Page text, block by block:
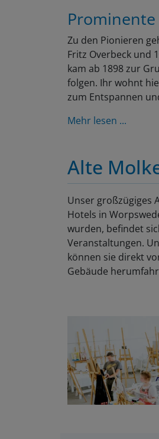
Zu den Pionieren
Fritz Overbeck und
kam ab 1898 zur
folgen. Ihr wohnt
zum Entspannen
Mehr lesen ...
Alte
Unser großzügiges
Hotels in
wurden, befindet
Veranstaltungen.
können sie direkt
Gebäude